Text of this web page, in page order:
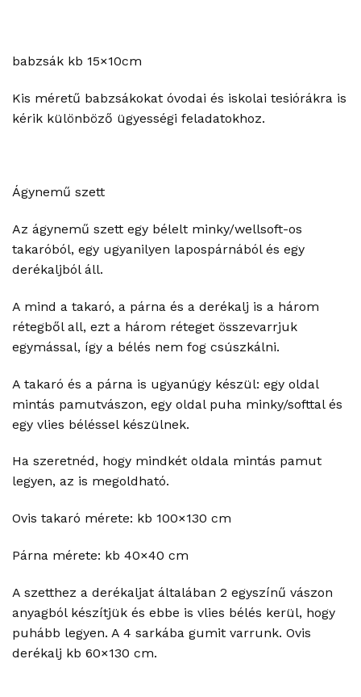
babzsák kb 15×10cm
Kis méretű babzsákokat óvodai és iskolai tesiórákra is
kérik különböző ügyességi feladatokhoz.
Ágynemű szett
Az ágynemű szett egy bélelt minky/wellsoft-os
takaróból, egy ugyanilyen lapospárnából és egy
derékaljból áll.
A mind a takaró, a párna és a derékalj is a három
rétegből all, ezt a három réteget összevarrjuk
egymással, így a bélés nem fog csúszkálni.
A takaró és a párna is ugyanúgy készül: egy oldal
mintás pamutvászon, egy oldal puha minky/softtal és
egy vlies béléssel készülnek.
Ha szeretnéd, hogy mindkét oldala mintás pamut
legyen, az is megoldható.
Ovis takaró mérete: kb 100×130 cm
Párna mérete: kb 40×40 cm
A szetthez a derékaljat általában 2 egyszínű vászon
anyagból készítjük és ebbe is vlies bélés kerül, hogy
puhább legyen. A 4 sarkába gumit varrunk. Ovis
derékalj kb 60×130 cm.